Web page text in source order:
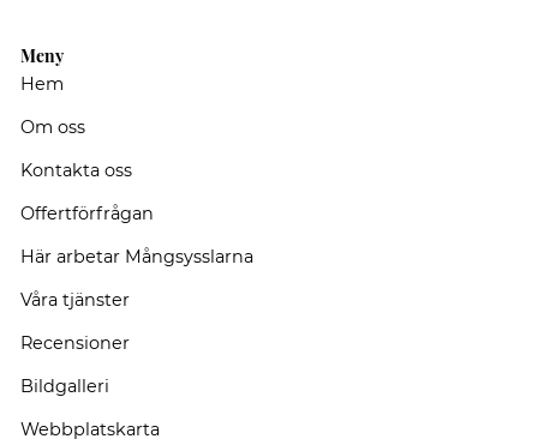
Meny
Hem
Om oss
Kontakta oss
Offertförfrågan
Här arbetar Mångsysslarna
Våra tjänster
Recensioner
Bildgalleri
Webbplatskarta